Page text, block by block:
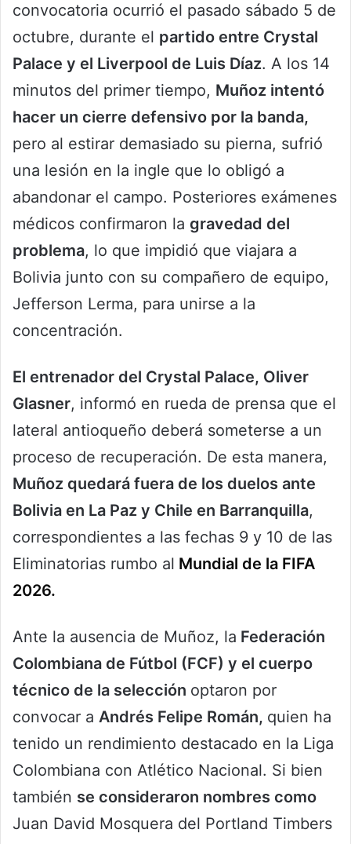
convocatoria ocurrió el pasado sábado 5 de
octubre, durante el partido entre Crystal
Palace y el Liverpool de Luis Díaz. A los 14
minutos del primer tiempo, Muñoz intentó
hacer un cierre defensivo por la banda,
pero al estirar demasiado su pierna, sufrió
una lesión en la ingle que lo obligó a
abandonar el campo. Posteriores exámenes
médicos confirmaron la gravedad del
problema, lo que impidió que viajara a
Bolivia junto con su compañero de equipo,
Jefferson Lerma, para unirse a la
concentración.
El entrenador del Crystal Palace, Oliver
Glasner, informó en rueda de prensa que el
lateral antioqueño deberá someterse a un
proceso de recuperación. De esta manera,
Muñoz quedará fuera de los duelos ante
Bolivia en La Paz y Chile en Barranquilla,
correspondientes a las fechas 9 y 10 de las
Eliminatorias rumbo al Mundial de la FIFA
2026.
Ante la ausencia de Muñoz, la Federación
Colombiana de Fútbol (FCF) y el cuerpo
técnico de la selección optaron por
convocar a Andrés Felipe Román, quien ha
tenido un rendimiento destacado en la Liga
Colombiana con Atlético Nacional. Si bien
también se consideraron nombres como
Juan David Mosquera del Portland Timbers